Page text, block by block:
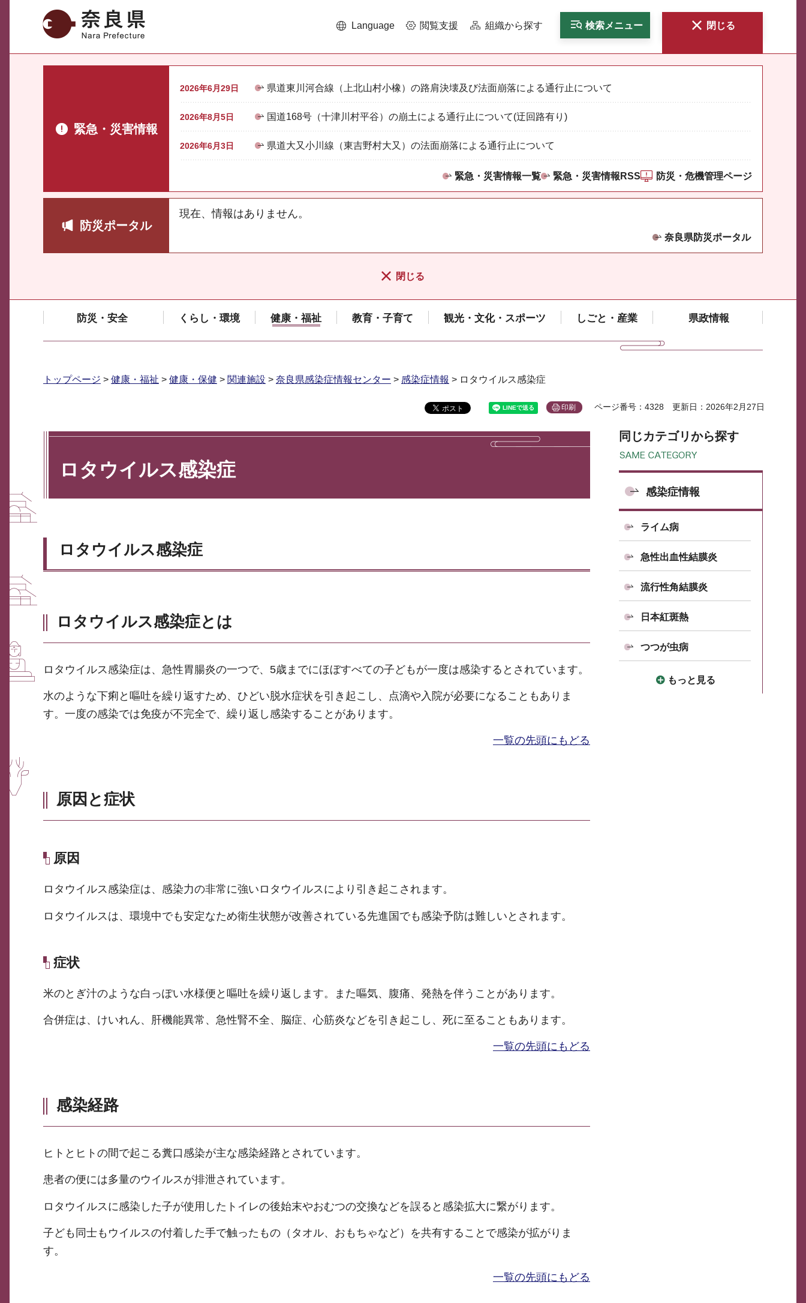
奈良県 Language 閲覧支援 組織から探す 検索メニュー 閉じる
緊急・災害情報
2026年6月29日 県道東川河合線（上北山村小橡）の路肩決壊及び法面崩落による通行止について
2026年8月5日 国道168号（十津川村平谷）の崩土による通行止について(迂回路有り)
2026年6月3日 県道大又小川線（東吉野村大又）の法面崩落による通行止について
緊急・災害情報一覧 緊急・災害情報RSS 防災・危機管理ページ
防災ポータル
現在、情報はありません。
奈良県防災ポータル
閉じる
防災・安全 くらし・環境 健康・福祉 教育・子育て 観光・文化・スポーツ しごと・産業 県政情報
トップページ > 健康・福祉 > 健康・保健 > 関連施設 > 奈良県感染症情報センター > 感染症情報 > ロタウイルス感染症
印刷 ページ番号：4328 更新日：2026年2月27日
ロタウイルス感染症
ロタウイルス感染症
ロタウイルス感染症とは
ロタウイルス感染症は、急性胃腸炎の一つで、5歳までにほぼすべての子どもが一度は感染するとされています。
水のような下痢と嘔吐を繰り返すため、ひどい脱水症状を引き起こし、点滴や入院が必要になることもありま
す。一度の感染では免疫が不完全で、繰り返し感染することがあります。
一覧の先頭にもどる
原因と症状
原因
ロタウイルス感染症は、感染力の非常に強いロタウイルスにより引き起こされます。
ロタウイルスは、環境中でも安定なため衛生状態が改善されている先進国でも感染予防は難しいとされます。
症状
米のとぎ汁のような白っぽい水様便と嘔吐を繰り返します。また嘔気、腹痛、発熱を伴うことがあります。
合併症は、けいれん、肝機能異常、急性腎不全、脳症、心筋炎などを引き起こし、死に至ることもあります。
一覧の先頭にもどる
感染経路
ヒトとヒトの間で起こる糞口感染が主な感染経路とされています。
患者の便には多量のウイルスが排泄されています。
ロタウイルスに感染した子が使用したトイレの後始末やおむつの交換などを誤ると感染拡大に繋がります。
子ども同士もウイルスの付着した手で触ったもの（タオル、おもちゃなど）を共有することで感染が拡がりま
す。
一覧の先頭にもどる
同じカテゴリから探す
感染症情報
ライム病
急性出血性結膜炎
流行性角結膜炎
日本紅斑熱
つつが虫病
もっと見る